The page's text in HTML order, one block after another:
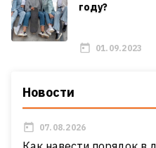
году?
01.09.2023
Новости
07.08.2026